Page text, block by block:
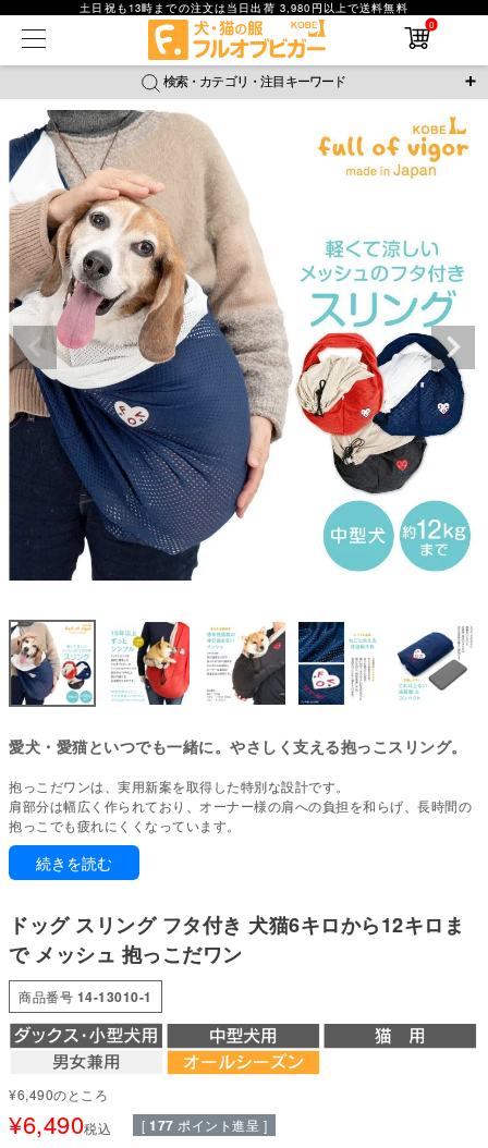
土日祝も13時までの注文は当日出荷 3,980円以上で送料無料
0
検索・カテゴリ・注目キーワード
＼注目ワード／
ジャージ 防蚊 腹巻 ラッシュガード
接触冷感 おそろコーデ
新作アイテム
返品・交換について ご利用ガイド
詳細検索
在庫なし商品
在庫なし商品を表示しない
並び順
新着順
価格が安い順
価格が高い順
レビュー数順
検索
愛犬・愛猫といつでも一緒に。やさしく支える抱っこスリング。
抱っこだワンは、実用新案を取得した特別な設計です。
肩部分は幅広く作られており、オーナー様の肩への負担を和らげ、長時間の
抱っこでも疲れにくくなっています。
ワンちゃんやネコちゃんは、オーナー様に抱っこされることでリラックスし
やすくなります。吠えていたワンちゃんも、驚くほど落ち着くことが多いで
す。
で、事前にご確認ください。
通気性に優れ、暑い日でも涼しい丈夫なメッシュ素材を使用した「軽量・コ
ンパクト」なドッグスリング。携帯にも便利で、豊富なカラーバリエーショ
ンからファッションに合わせてお好みの色を選べます。洗濯に強く、いつで
も清潔な状態を保てます。
底部に意図的に取り付けられたループは、ワンちゃんが飛び出そうとした際
に、底に固定されていることで脱出を防ぎ、同時に首吊り状態になるリスク
を減らすよう設計されています。
軽量・コンパクトで持ち運びにも便利。未使用時はカバンにスッポリと入る
シンプル&コンパクト設計。
続きを読む
ドッグ スリング フタ付き 犬猫6キロから12キロま
で メッシュ 抱っこだワン
商品番号 14-13010-1
¥6,490のところ
¥6,490税込 [ 177 ポイント進呈 ]